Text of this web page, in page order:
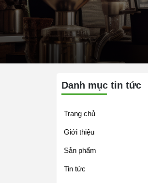
Danh mục tin tức
Trang chủ
Giới thiệu
Sản phẩm
Tin tức